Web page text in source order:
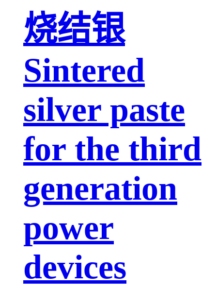
烧结银
Sintered
silver paste
for the third
generation
power
devices